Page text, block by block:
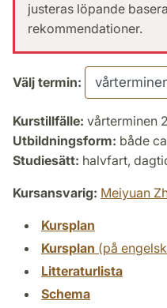
justeras löpande
rekommendationer.
Välj termin:
Kurstillfälle: vårterminen
Utbildningsform: både
Studiesätt: halvfart,
Kursansvarig: Meiyuan
Kursplan
Kursplan (på
Litteraturlista
Schema